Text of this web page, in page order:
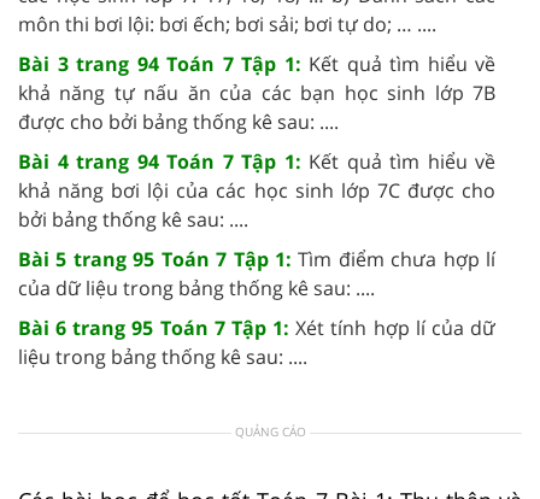
môn thi bơi lội: bơi ếch; bơi sải; bơi tự do; … ....
Bài 3 trang 94 Toán 7 Tập 1: Kết quả tìm hiểu về
khả năng tự nấu ăn của các bạn học sinh lớp 7B
được cho bởi bảng thống kê sau: ....
Bài 4 trang 94 Toán 7 Tập 1: Kết quả tìm hiểu về
khả năng bơi lội của các học sinh lớp 7C được cho
bởi bảng thống kê sau: ....
Bài 5 trang 95 Toán 7 Tập 1: Tìm điểm chưa hợp lí
của dữ liệu trong bảng thống kê sau: ....
Bài 6 trang 95 Toán 7 Tập 1: Xét tính hợp lí của dữ
liệu trong bảng thống kê sau: ....
QUẢNG CÁO